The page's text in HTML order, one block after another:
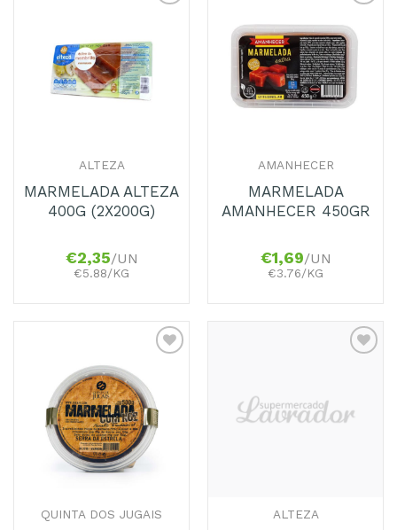
aos
Favoritos
ALTEZA
MARMELADA ALTEZA
400G (2X200G)
€2,35/UN
€5.88/KG
Adicionar
aos
Favoritos
AMANHECER
MARMELADA
AMANHECER 450GR
€1,69/UN
€3.76/KG
Adicionar
aos
Favoritos
QUINTA DOS JUGAIS
Favoritos
ALTEZA